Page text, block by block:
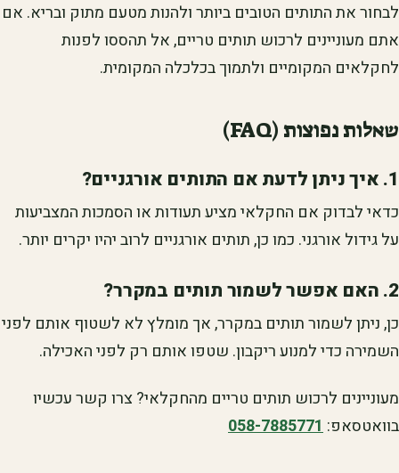
לבחור את התותים הטובים ביותר ולהנות מטעם מתוק ובריא. אם
אתם מעוניינים לרכוש תותים טריים, אל תהססו לפנות
לחקלאים המקומיים ולתמוך בכלכלה המקומית.
שאלות נפוצות (FAQ)
1. איך ניתן לדעת אם התותים אורגניים?
כדאי לבדוק אם החקלאי מציע תעודות או הסמכות המצביעות
על גידול אורגני. כמו כן, תותים אורגניים לרוב יהיו יקרים יותר.
2. האם אפשר לשמור תותים במקרר?
כן, ניתן לשמור תותים במקרר, אך מומלץ לא לשטוף אותם לפני
השמירה כדי למנוע ריקבון. שטפו אותם רק לפני האכילה.
מעוניינים לרכוש תותים טריים מהחקלאי? צרו קשר עכשיו
בוואטסאפ:058-7885771